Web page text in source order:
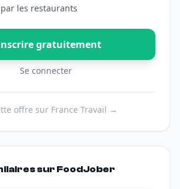
les restaurants
gratuitement
Se connecter
offre sur France Travail →
sur FoodJober